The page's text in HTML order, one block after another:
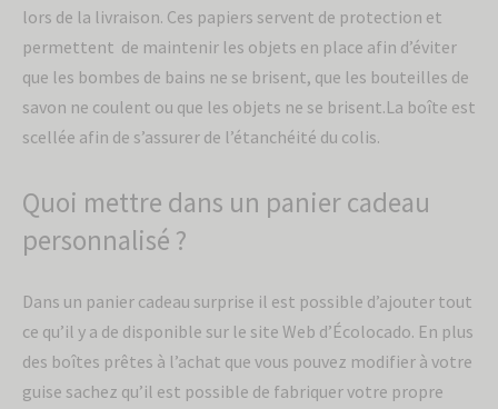
lors de la livraison. Ces papiers servent de protection et
permettent de maintenir les objets en place afin d’éviter
que les bombes de bains ne se brisent, que les bouteilles de
savon ne coulent ou que les objets ne se brisent.La boîte est
scellée afin de s’assurer de l’étanchéité du colis.
Quoi mettre dans un panier cadeau
personnalisé ?
Dans un panier cadeau surprise il est possible d’ajouter tout
ce qu’il y a de disponible sur le site Web d’Écolocado. En plus
des boîtes prêtes à l’achat que vous pouvez modifier à votre
guise sachez qu’il est possible de fabriquer votre propre